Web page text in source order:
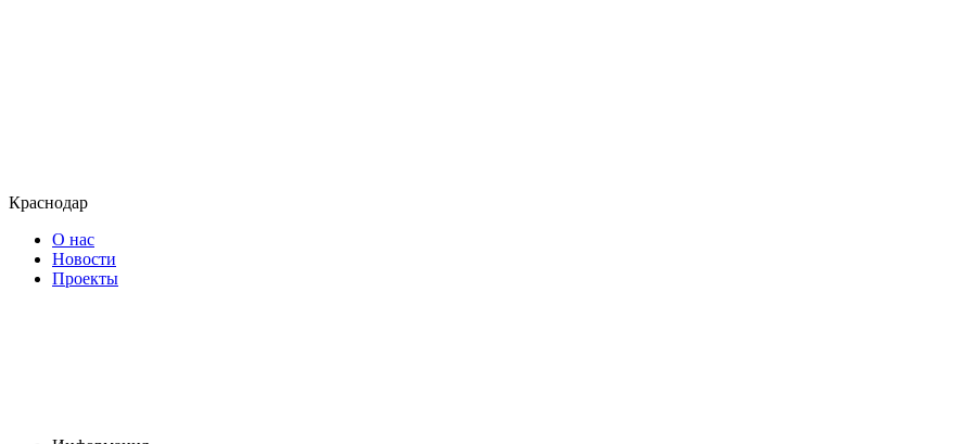
Краснодар
О нас
Новости
Проекты